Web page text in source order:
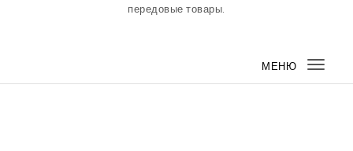
передовые товары.
МЕНЮ